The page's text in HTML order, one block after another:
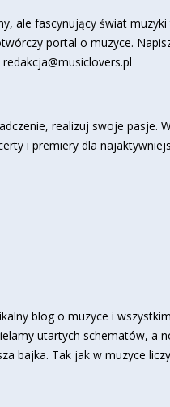
ale fascynujący świat
portal o muzyce.
redakcja@musiclovers.pl
realizuj swoje pasje.
i premiery dla
blog o muzyce i
utartych schematów, a
bajka. Tak jak w muzyce